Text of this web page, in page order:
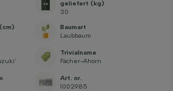
geliefert (kg)
30
Baumart
Laubbaum
Trivialname
Fächer-Ahorn
Art. nr.
1002985